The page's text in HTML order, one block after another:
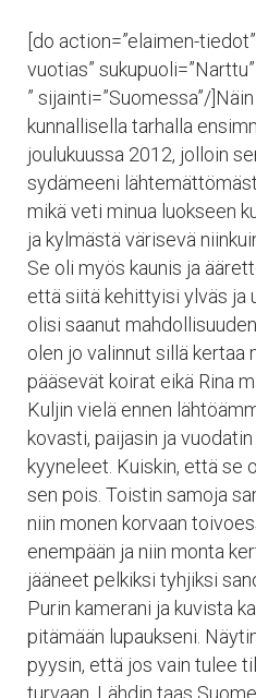
[do action=”elaimen-
vuotias”
” sijainti=”Suomessa”/
kunnallisella tarhalla
joulukuussa 2012, jolloin
sydämeeni
mikä veti minua luokseen
ja kylmästä värisevä
Se oli myös kaunis ja
että siitä kehittyisi ylväs ja
olisi saanut
olen jo valinnut sillä kertaa
pääsevät koirat eikä Rina
Kuljin vielä ennen
kovasti, paijasin ja
kyyneleet. Kuiskin, että se
sen pois. Toistin samoja
niin monen korvaan
enempään ja niin monta
jääneet pelkiksi tyhjiksi
Purin kamerani ja kuvista
pitämään lupaukseni.
pyysin, että jos vain tulee
turvaan. Lähdin taas